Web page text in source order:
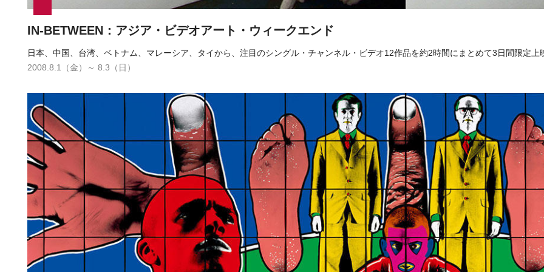
IN-BETWEEN：アジア・ビデオアート・ウィークエンド
日本、中国、台湾、ベトナム、マレーシア、タイから、注目のシングル・チャンネル・ビデオ12作品を約2時間にまとめて3日間限定上
2008.8.1（金）～ 8.3（日）